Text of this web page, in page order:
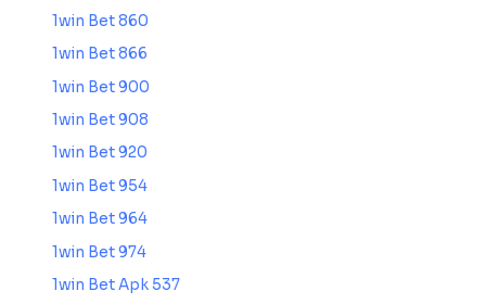
1win Bet 860
1win Bet 866
1win Bet 900
1win Bet 908
1win Bet 920
1win Bet 954
1win Bet 964
1win Bet 974
1win Bet Apk 537